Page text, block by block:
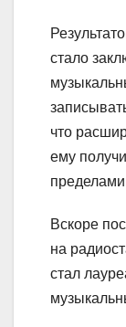
стало
что
ему
Вскоре
на
стал